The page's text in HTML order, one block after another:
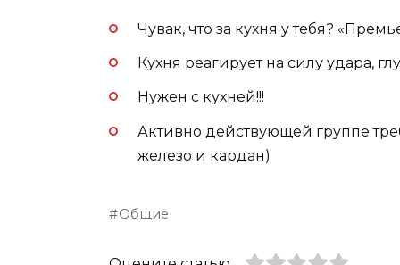
Чувак, что за кухня у тебя?
Кухня реагирует на силу удара,
Нужен с кухней!!!
Активно действующей группе
железо и кардан)
Общие